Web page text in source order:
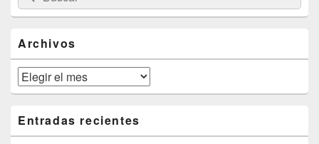
de
widget
lateral
primaria
por:
Archivos
Archivos
Entradas recientes